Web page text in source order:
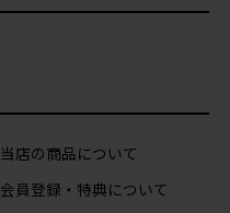
当店の商品について
会員登録・特典について